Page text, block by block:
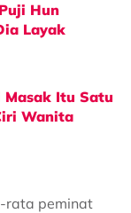
Hun
Layak
Masak Itu Satu
Wanita
rata peminat